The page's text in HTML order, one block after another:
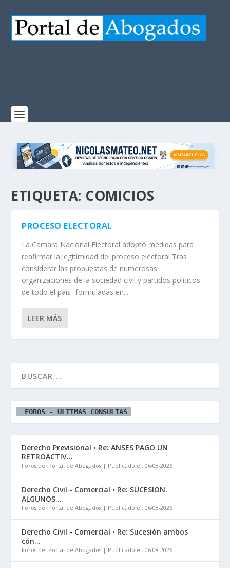
ETIQUETA: COMICIOS
PROCESO ELECTORAL
La Cámara Nacional Electoral adoptó medidas para
reafirmar la legitimidad del proceso electoral Tras
considerar las propuestas de numerosas
organizaciones de la sociedad civil y partidos políticos
de todo el país -formuladas en...
LEER MÁS
  FOROS - ULTIMAS CONSULTAS
Derecho Previsional • Re: ANSES PAGO UN
RETROACTIV...
Foros del Portal de Abogados Publicado el: 06-08-2026
Derecho Civil - Comercial • Re: SUCESION.
ALGUNOS...
Foros del Portal de Abogados Publicado el: 06-08-2026
Derecho Civil - Comercial • Re: Sucesión ambos
cón...
Foros del Portal de Abogados Publicado el: 06-08-2026